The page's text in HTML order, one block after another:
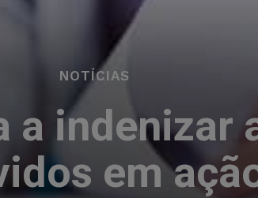
NOTÍCIAS
a indenizar
em